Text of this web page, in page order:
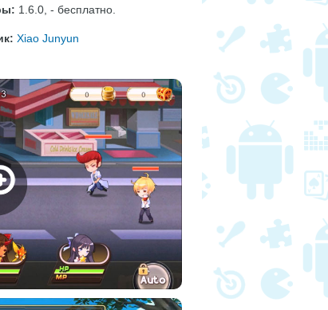
1.6.0 - бесплатно
Xiao Junyun